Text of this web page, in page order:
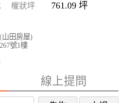
權狀坪 761.09 坪
山田房屋)
號1樓
線上提問